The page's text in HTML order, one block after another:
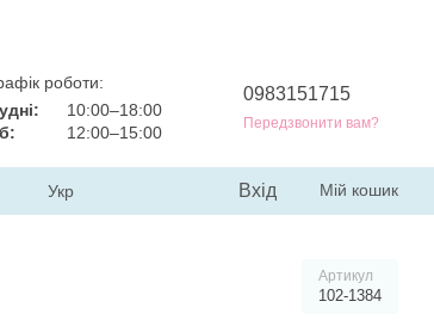
роботи:
10:00–18:00
12:00–15:00
0983151715
Передзвонити вам?
Укр Вхід Мій кошик
Артикул
102-1384